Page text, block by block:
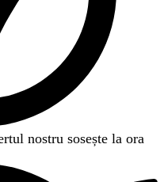
nostru sosește la ora